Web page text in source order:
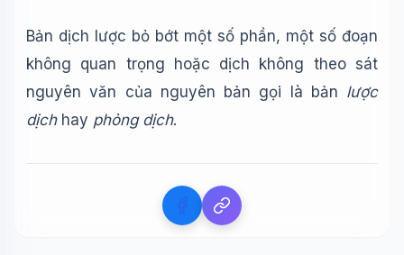
Bản dịch lược bỏ bớt một số phần, một số đoạn
không quan trọng hoặc dịch không theo sát
nguyên văn của nguyên bản gọi là bản lược
dịchhay phỏng dịch.
Xin chào!
Tôi là trợ lý AI của TuDienWiki. Hãy hỏi tôi bất kỳ điều gì
về các bài viết trên Wiki!
🪐 Sao Mộc là gì?